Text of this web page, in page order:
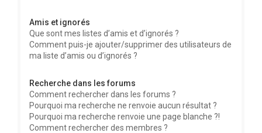
Amis et ignorés
Que sont mes listes d’amis et d’ignorés ?
Comment puis-je ajouter/supprimer des utilisateurs de
ma liste d’amis ou d’ignorés ?
Recherche dans les forums
Comment rechercher dans les forums ?
Pourquoi ma recherche ne renvoie aucun résultat ?
Pourquoi ma recherche renvoie une page blanche ?!
Comment rechercher des membres ?